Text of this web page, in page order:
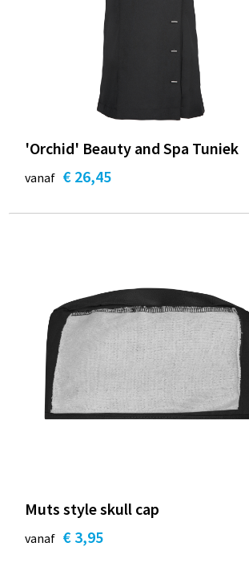
'Orchid' Beauty and Spa Tuniek
vanaf € 26,45
Muts style skull cap
vanaf € 3,95